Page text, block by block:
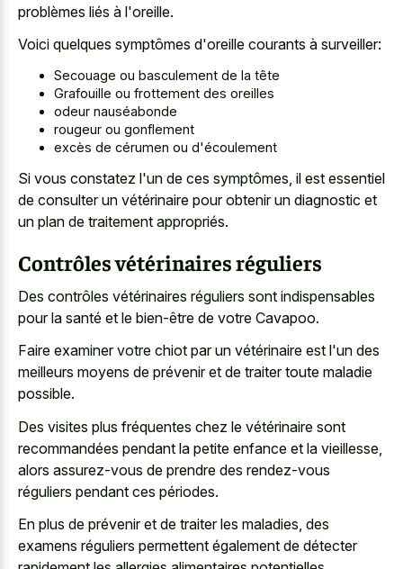
problèmes liés à l'oreille.
Voici quelques symptômes d'oreille courants à surveiller:
Secouage ou basculement de la tête
Grafouille ou frottement des oreilles
odeur nauséabonde
rougeur ou gonflement
excès de cérumen ou d'écoulement
Si vous constatez l'un de ces symptômes, il est essentiel
de consulter un vétérinaire pour obtenir un diagnostic et
un plan de traitement appropriés.
Contrôles vétérinaires réguliers
Des contrôles vétérinaires réguliers sont indispensables
pour la santé et le bien-être de votre Cavapoo.
Faire examiner votre chiot par un vétérinaire est l'un des
meilleurs moyens de prévenir et de traiter toute maladie
possible.
Des visites plus fréquentes chez le vétérinaire sont
recommandées pendant la petite enfance et la vieillesse,
alors assurez-vous de prendre des rendez-vous
réguliers pendant ces périodes.
En plus de prévenir et de traiter les maladies, des
examens réguliers permettent également de détecter